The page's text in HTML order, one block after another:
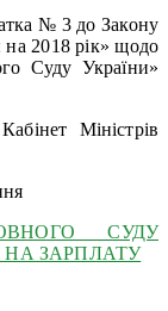
№ 3 до Закону
2018 рік» щодо
Суду України»
Міністрів
СУДУ
ЗАРПЛАТУ